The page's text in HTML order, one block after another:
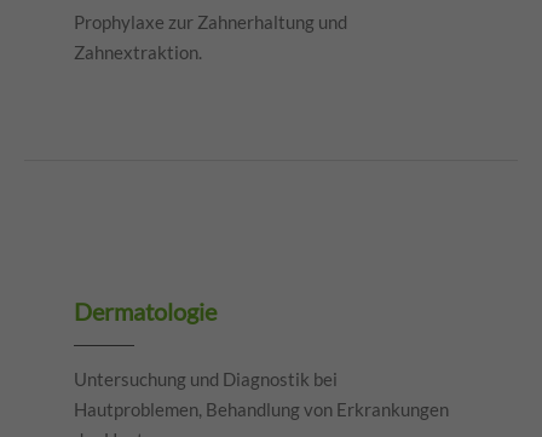
Prophylaxe zur Zahnerhaltung und
Zahnextraktion.
Dermatologie
Untersuchung und Diagnostik bei
Hautproblemen, Behandlung von Erkrankungen